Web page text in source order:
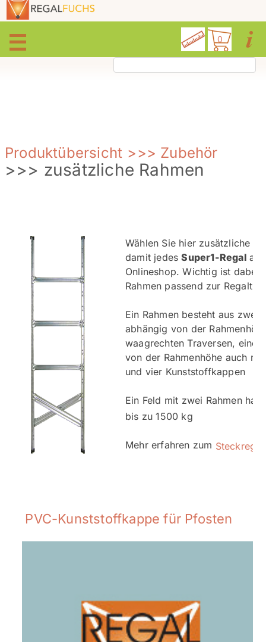
0
Produktübersicht >>> Zubehör
>>> zusätzliche Rahmen
Wählen Sie hier zusätzliche
damit jedesSuper1-Regal
Onlineshop. Wichtig ist dabei
Rahmen passend zur
Ein Rahmen besteht aus zwei
abhängig von der
waagrechten Traversen,
von der Rahmenhöhe auch
und vier Kunststoffkappen
Ein Feld mit zwei Rahmen hat
bis zu 1500 kg
Mehr erfahren zum
PVC-Kunststoffkappe für Pfosten